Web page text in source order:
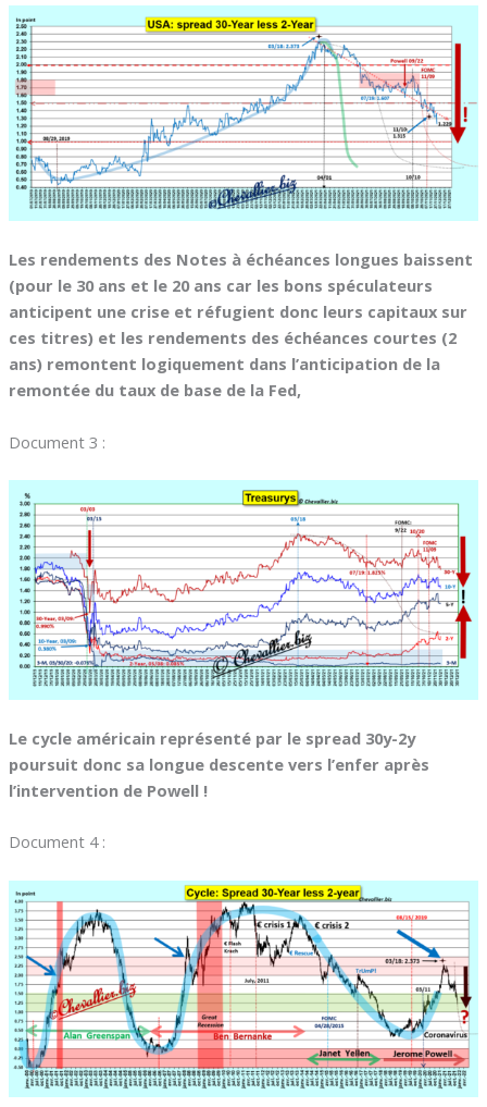
Les rendements des Notes à échéances longues baissent
(pour le 30 ans et le 20 ans car les bons spéculateurs
anticipent une crise et réfugient donc leurs capitaux sur
ces titres) et les rendements des échéances courtes (2
ans) remontent logiquement dans l’anticipation de la
remontée du taux de base de la Fed,
Document 3 :
Le cycle américain représenté par le spread 30y-2y
poursuit donc sa longue descente vers l’enfer après
l’intervention de Powell !
Document 4 :